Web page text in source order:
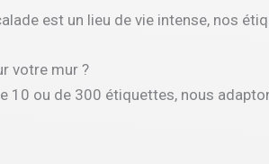
est un lieu de vie intense, nos
votre mur ?
10 ou de 300 étiquettes, nous